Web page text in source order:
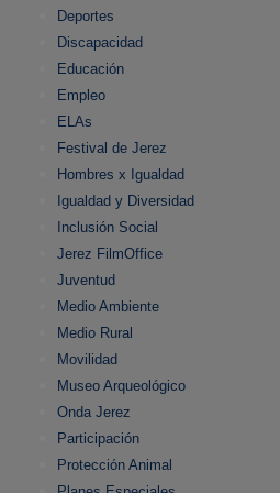
Deportes
Discapacidad
Educación
Empleo
ELAs
Festival de Jerez
Hombres x Igualdad
Igualdad y Diversidad
Inclusión Social
Jerez FilmOffice
Juventud
Medio Ambiente
Medio Rural
Movilidad
Museo Arqueológico
Onda Jerez
Participación
Protección Animal